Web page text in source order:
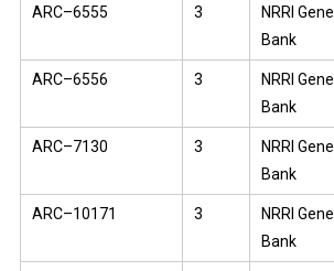
ARC–6555 3
NRRI Gene
Bank
ARC–6556 3
NRRI Gene
Bank
ARC–7130 3
NRRI Gene
Bank
ARC–10171 3
NRRI Gene
Bank